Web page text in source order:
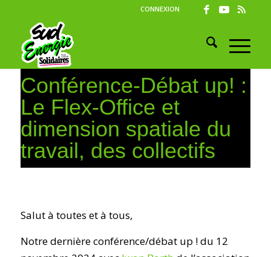
CONNEXION
Conférence-Débat up! :
Le Flex-Office et
dimension spatiale du
travail, des collectifs
Salut à toutes et à tous,
Notre dernière conférence/débat up ! du 12